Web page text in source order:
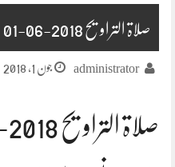
صلاۃ التراویح 2018-06-01
administrator جون 1, 2018
صلاۃ التراویح 2018-06-01